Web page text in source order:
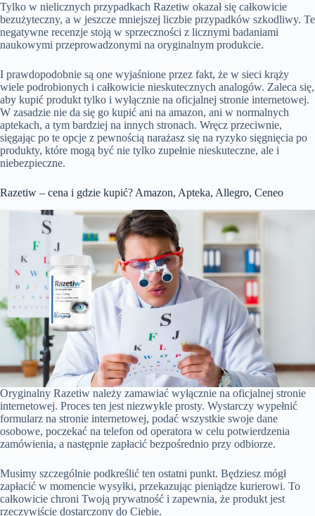
Tylko w nielicznych przypadkach Razetiw okazał się całkowicie
bezużyteczny, a w jeszcze mniejszej liczbie przypadków szkodliwy. Te
negatywne recenzje stoją w sprzeczności z licznymi badaniami
naukowymi przeprowadzonymi na oryginalnym produkcie.
I prawdopodobnie są one wyjaśnione przez fakt, że w sieci krąży
wiele podrobionych i całkowicie nieskutecznych analogów. Zaleca się,
aby kupić produkt tylko i wyłącznie na oficjalnej stronie internetowej.
W zasadzie nie da się go kupić ani na amazon, ani w normalnych
aptekach, a tym bardziej na innych stronach. Wręcz przeciwnie,
sięgając po te opcje z pewnością narażasz się na ryzyko sięgnięcia po
produkty, które mogą być nie tylko zupełnie nieskuteczne, ale i
niebezpieczne.
Razetiw – cena i gdzie kupić? Amazon, Apteka, Allegro, Ceneo
Oryginalny Razetiw należy zamawiać wyłącznie na oficjalnej stronie
internetowej. Proces ten jest niezwykle prosty. Wystarczy wypełnić
formularz na stronie internetowej, podać wszystkie swoje dane
osobowe, poczekać na telefon od operatora w celu potwierdzenia
zamówienia, a następnie zapłacić bezpośrednio przy odbiorze.
Musimy szczególnie podkreślić ten ostatni punkt. Będziesz mógł
zapłacić w momencie wysyłki, przekazując pieniądze kurierowi. To
całkowicie chroni Twoją prywatność i zapewnia, że produkt jest
rzeczywiście dostarczony do Ciebie.